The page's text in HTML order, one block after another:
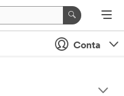
Conta